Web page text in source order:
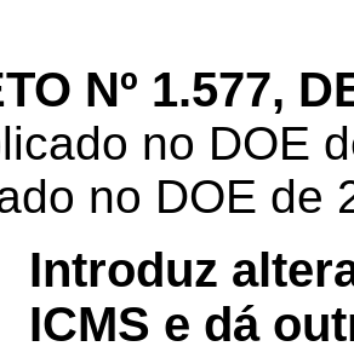
Nº 1.577,
no DOE
no DOE de
Introduz
ICMS e dá